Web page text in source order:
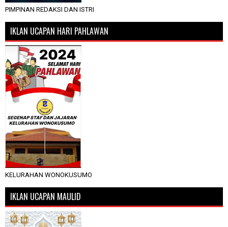
PIMPINAN REDAKSI DAN ISTRI
IKLAN UCAPAN HARI PAHLAWAN
KELURAHAN WONOKUSUMO
IKLAN UCAPAN MAULID